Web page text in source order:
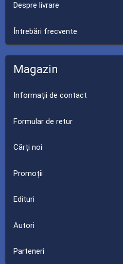
Despre livrare
Întrebări frecvente
Magazin
Informații de contact
Formular de retur
Cărți noi
Promoții
Edituri
Autori
Parteneri